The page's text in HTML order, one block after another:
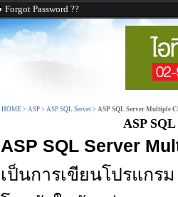
Forgot Password ??
HOME > ASP > ASP SQL Server > ASP SQL Server Multiple
ASP
ASP SQL Server
เป็นการเขียนโปรแกร